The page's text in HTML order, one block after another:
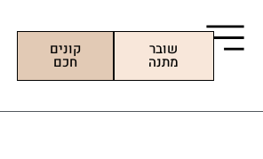
לתוכן
שובר
מתנה
קונים
חכם